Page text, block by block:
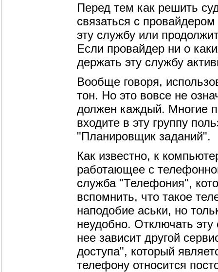
Перед тем как решить
связаться с
эту службу или
Если провайдер ни о
держать эту службу
Вообще говоря,
тон. Но это вовсе не
должен каждый. Многие
входите в эту группу
"Планировщик заданий".
Как известно, к
работающее с
служба "Телефония",
вспомнить, что такое
наподобие аськи, но
неудобно. Отключать
нее зависит другой
доступа", который
телефону относится